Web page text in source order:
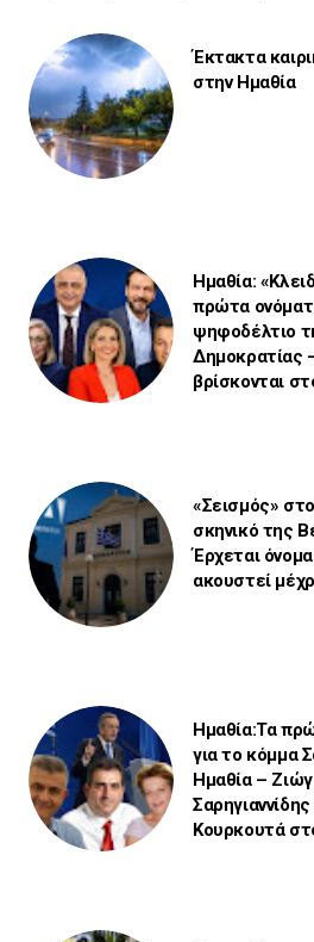
Έκτακτα
στην Ημαθία
Ημαθία:
πρώτα
ψηφοδέλτιο
Δημοκρατίας
βρίσκονται
«Σεισμός»
σκηνικό της
Έρχεται
ακουστεί
Ημαθία:Τα
για το κόμμα
Ημαθία –
Σαρηγιαννίδης
Κουρκουτά